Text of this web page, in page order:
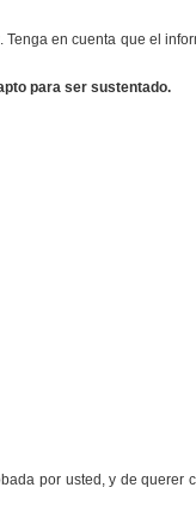
. Tenga en cuenta que el
para ser sustentado.
por usted, y de querer